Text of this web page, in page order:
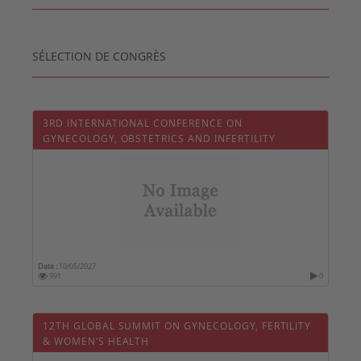
SÉLECTION DE CONGRÈS
3RD INTERNATIONAL CONFERENCE ON
GYNECOLOGY, OBSTETRICS AND INFERTILITY
Date : 10/05/2027
991
0
12TH GLOBAL SUMMIT ON GYNECOLOGY, FERTILITY
& WOMEN’S HEALTH